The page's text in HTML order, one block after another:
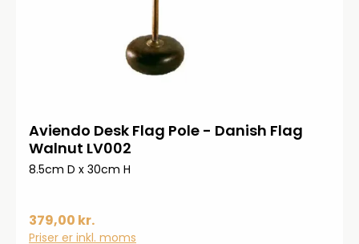
Aviendo Desk Flag Pole - Danish Flag
Walnut LV002
8.5cm D x 30cm H
379,00 kr.
Priser er inkl. moms